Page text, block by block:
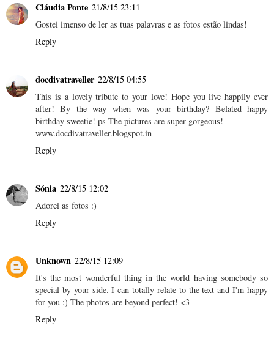
Cláudia Ponte 21/8/15 23:11
Gostei imenso de ler as tuas palavras e as fotos estão lindas!
Reply
docdivatraveller 22/8/15 04:55
This is a lovely tribute to your love! Hope you live happily ever
after! By the way when was your birthday? Belated happy
birthday sweetie! ps The pictures are super gorgeous!
www.docdivatraveller.blogspot.in
Reply
Sónia 22/8/15 12:02
Adorei as fotos :)
Reply
Unknown 22/8/15 12:09
It's the most wonderful thing in the world having somebody so
special by your side. I can totally relate to the text and I'm happy
for you :) The photos are beyond perfect! <3
Reply